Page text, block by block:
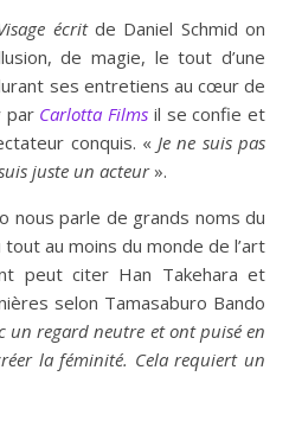
écritde Daniel Schmid on
de magie, le tout d’une
ses entretiens au cœur de
par Carlotta Films il se confie et
conquis. «Je ne suis pas
juste un acteur».
nous parle de grands noms du
au moins du monde de l’art
peut citer Han Takehara et
selon Tamasaburo Bando
un regard neutre et ont puisé en
la féminité. Cela requiert un